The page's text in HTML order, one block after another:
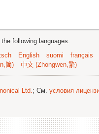
following languages:
English suomi français
简) 中文 (Zhongwen,繁)
Ltd.; См. условия